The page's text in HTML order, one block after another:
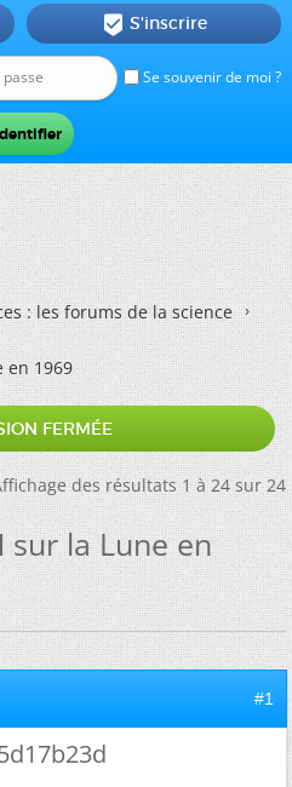
Se souvenir de moi ?
 S'inscrire
: les forums de la science
en 1969
FERMÉE
des résultats 1 à 24 sur 24
sur la Lune en
#1